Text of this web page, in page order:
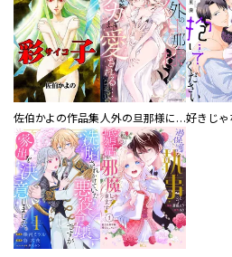
佐伯かよの作品集 人外の旦那様に娶られ毎晩ナカまで愛される…。アンソロジー